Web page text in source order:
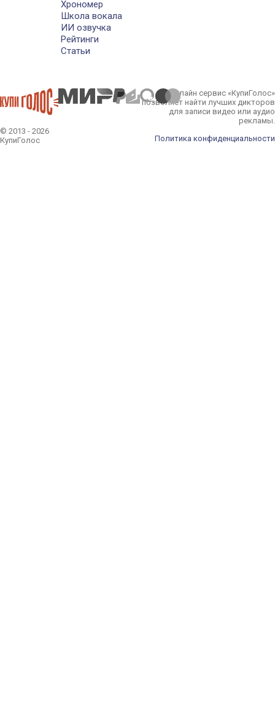
Хрономер
Школа вокала
ИИ озвучка
Рейтинги
Статьи
© 2013 - 2026
КупиГолос
Онлайн сервис «КупиГолос»
позволяет найти лучших дикторов
для записи видео или аудио
рекламы.
Политика конфиденциальности